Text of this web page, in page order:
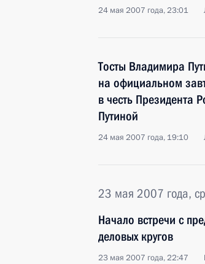
24 мая 2007 года, 23:01
Тосты Владимира
на официальном
в честь Президента
Путиной
24 мая 2007 года, 19:10
23 мая 2007 года,
Начало встречи с
деловых кругов
23 мая 2007 года, 22:47